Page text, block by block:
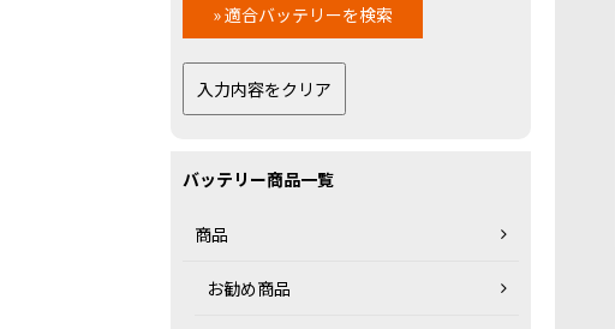
バッテリー商品一覧
商品
お勧め商品